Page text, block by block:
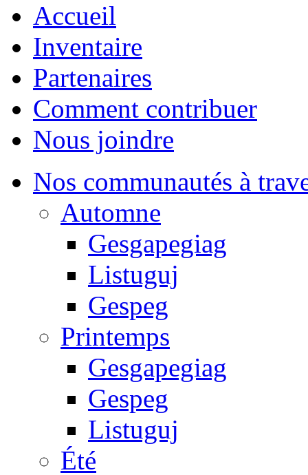
Accueil
Inventaire
Partenaires
Comment contribuer
Nous joindre
Nos communautés à
Automne
Gesgapegiag
Listuguj
Gespeg
Printemps
Gesgapegiag
Gespeg
Listuguj
Été